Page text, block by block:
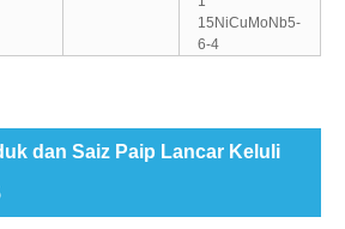
15NiCuMoNb5-
6-4
dan Saiz Paip Lancar Keluli